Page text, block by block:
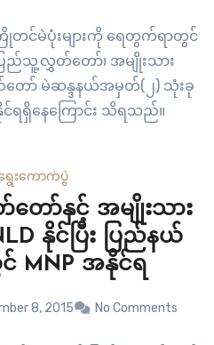
တင်မဲပုံးများကို ရေတွက်ရာတွင်
ည်သူ့လွှတ်တော်၊ အမျိုးသား
ာ် မဲဆန္ဒနယ်အမှတ်(၂) သုံးခု
ရရှိနေကြောင်း သိရသည်။
ရွေးကောက်ပွဲ
ော်နှင့် အမျိုးသား
နိုင်ပြီး ပြည်နယ်
MNP အနိုင်ရ
8, 2015 No Comments